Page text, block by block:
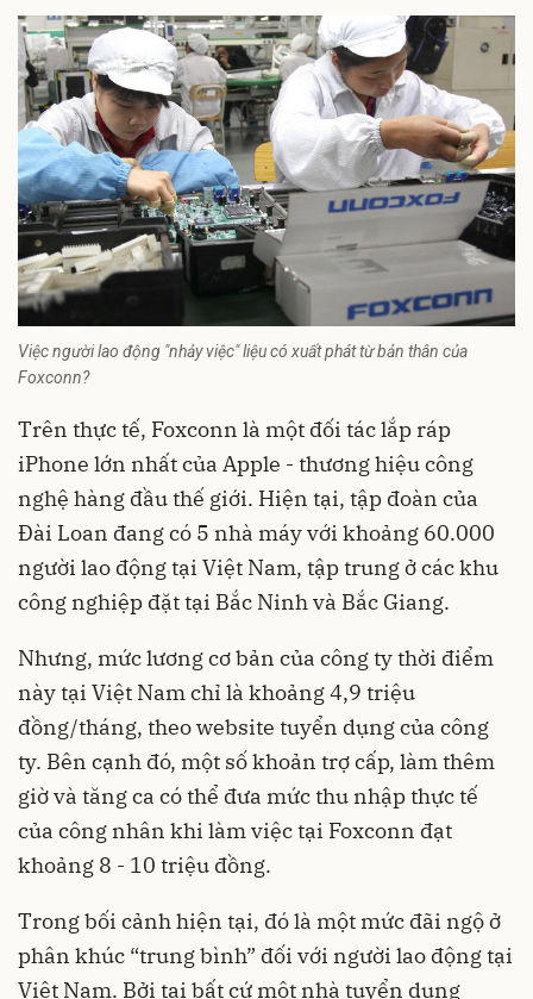
Việc người lao động "nhảy việc" liệu có xuất phát từ bản thân của
Foxconn?
Trên thực tế, Foxconn là một đối tác lắp ráp
iPhone lớn nhất của Apple - thương hiệu công
nghệ hàng đầu thế giới. Hiện tại, tập đoàn của
Đài Loan đang có 5 nhà máy với khoảng 60.000
người lao động tại Việt Nam, tập trung ở các khu
công nghiệp đặt tại Bắc Ninh và Bắc Giang.
Nhưng, mức lương cơ bản của công ty thời điểm
này tại Việt Nam chỉ là khoảng 4,9 triệu
đồng/tháng, theo website tuyển dụng của công
ty. Bên cạnh đó, một số khoản trợ cấp, làm thêm
giờ và tăng ca có thể đưa mức thu nhập thực tế
của công nhân khi làm việc tại Foxconn đạt
khoảng 8 - 10 triệu đồng.
Trong bối cảnh hiện tại, đó là một mức đãi ngộ ở
phân khúc “trung bình” đối với người lao động tại
Việt Nam. Bởi tại bất cứ một nhà tuyển dụng